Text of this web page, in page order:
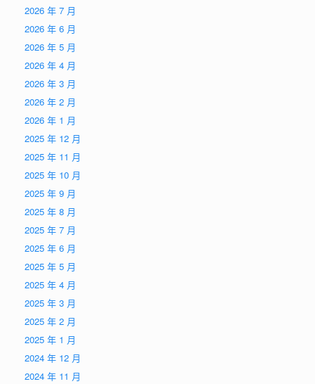
2026 年 7 月
2026 年 6 月
2026 年 5 月
2026 年 4 月
2026 年 3 月
2026 年 2 月
2026 年 1 月
2025 年 12 月
2025 年 11 月
2025 年 10 月
2025 年 9 月
2025 年 8 月
2025 年 7 月
2025 年 6 月
2025 年 5 月
2025 年 4 月
2025 年 3 月
2025 年 2 月
2025 年 1 月
2024 年 12 月
2024 年 11 月